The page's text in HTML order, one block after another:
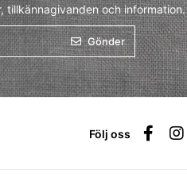
tillkännagivanden och information.
Gönder
Följ oss